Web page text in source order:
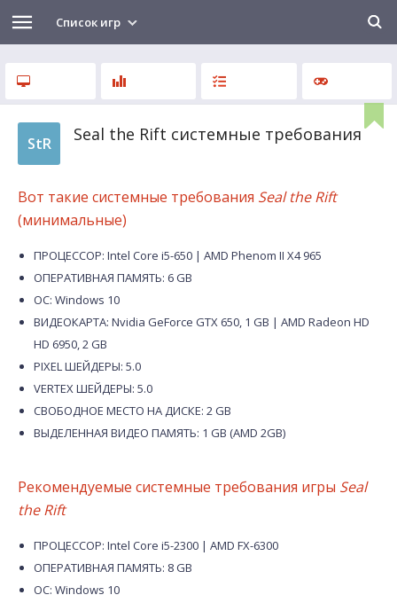
Список игр
StR Seal the Rift системные требования
Вот такие системные требования Seal the Rift
(минимальные)
ПРОЦЕССОР: Intel Core i5-650 | AMD Phenom II X4 965
ОПЕРАТИВНАЯ ПАМЯТЬ: 6 GB
ОС: Windows 10
ВИДЕОКАРТА: Nvidia GeForce GTX 650, 1 GB | AMD Radeon HD
HD 6950, 2 GB
PIXEL ШЕЙДЕРЫ: 5.0
VERTEX ШЕЙДЕРЫ: 5.0
СВОБОДНОЕ МЕСТО НА ДИСКЕ: 2 GB
ВЫДЕЛЕННАЯ ВИДЕО ПАМЯТЬ: 1 GB (AMD 2GB)
Рекомендуемые системные требования игры Seal
the Rift
ПРОЦЕССОР: Intel Core i5-2300 | AMD FX-6300
ОПЕРАТИВНАЯ ПАМЯТЬ: 8 GB
ОС: Windows 10